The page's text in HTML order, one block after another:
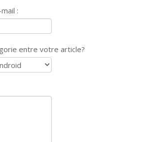
:
entre votre article?